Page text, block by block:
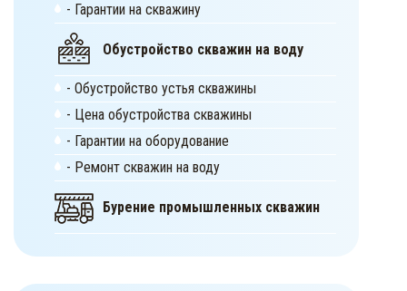
- Гарантии на скважину
Обустройство скважин на воду
- Обустройство устья скважины
- Цена обустройства скважины
- Гарантии на оборудование
- Ремонт скважин на воду
Бурение промышленных скважин